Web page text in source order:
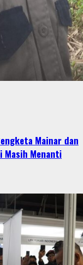
Mainar dan
Masih Menanti